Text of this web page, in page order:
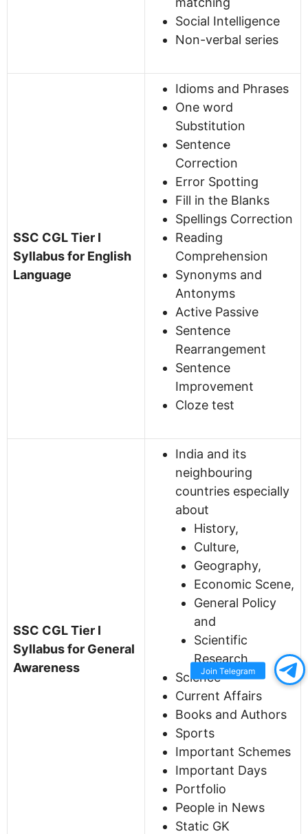
Social Intelligence
Non-verbal series
SSC CGL Tier I
Syllabus for English
Language
Idioms and Phrases
One word
Substitution
Sentence
Correction
Error Spotting
Fill in the Blanks
Spellings Correction
Reading
Comprehension
Synonyms and
Antonyms
Active Passive
Sentence
Rearrangement
Sentence
Improvement
Cloze test
SSC CGL Tier I
Syllabus for General
Awareness
India and its
neighbouring
countries especially
about
History,
Culture,
Geography,
Economic Scene,
General Policy
and
Scientific
Research
Science
Current Affairs
Books and Authors
Sports
Important Schemes
Important Days
Portfolio
People in News
Static GK
Join Telegram